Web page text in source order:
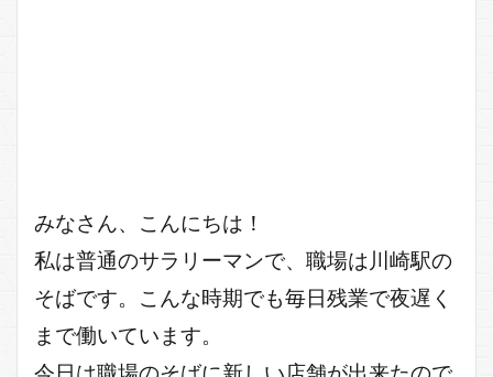
みなさん、こんにちは！
私は普通のサラリーマンで、職場は川崎駅の
そばです。こんな時期でも毎日残業で夜遅く
まで働いています。